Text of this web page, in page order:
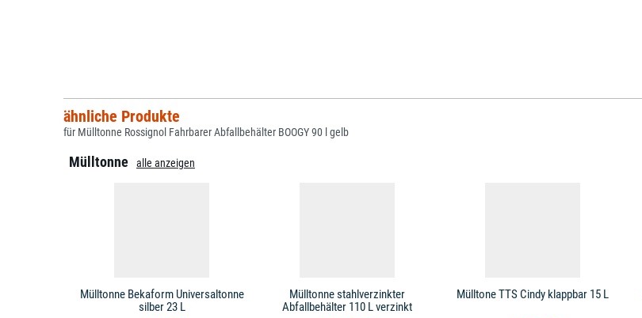
ähnliche Produkte
für Mülltonne Rossignol Fahrbarer Abfallbehälter BOOGY 90 l gelb
Mülltonne alle anzeigen
Mülltonne Bekaform Universaltonne
silber 23 L
Mülltonne stahlverzinkter
Abfallbehälter 110 L verzinkt
Mülltone TTS Cindy klappbar 15 L